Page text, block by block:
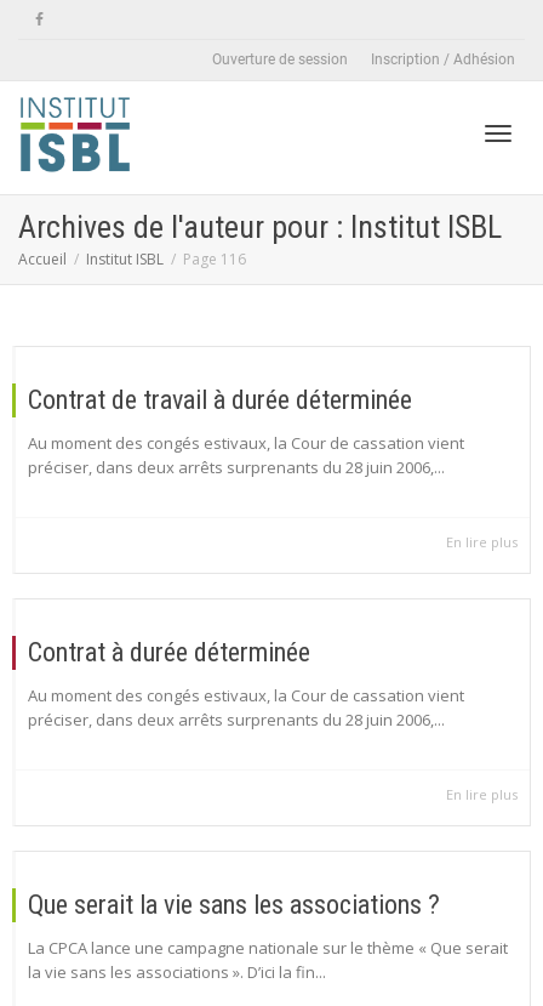
Ouverture de session Inscription / Adhésion
Archives de l'auteur pour : Institut ISBL
Accueil Institut ISBL Page 116
Contrat de travail à durée déterminée
Au moment des congés estivaux, la Cour de cassation vient
préciser, dans deux arrêts surprenants du 28 juin 2006,...
En lire plus
Contrat à durée déterminée
Au moment des congés estivaux, la Cour de cassation vient
préciser, dans deux arrêts surprenants du 28 juin 2006,...
En lire plus
Que serait la vie sans les associations ?
La CPCA lance une campagne nationale sur le thème « Que serait
la vie sans les associations ». D’ici la fin...